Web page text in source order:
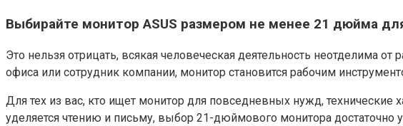
Выбирайте монитор ASUS размером не менее 21 дюйма
Это нельзя отрицать, всякая человеческая деятельность неотделима
офиса или сотрудник компании, монитор становится рабочим
Для тех из вас, кто ищет монитор для повседневных нужд,
уделяется чтению и письму, выбор 21-дюймового монитора достаточно